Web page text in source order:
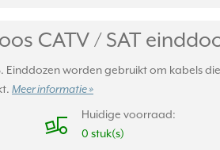
CATV /SAT
Einddozen worden gebruikt om kabels
Meer informatie »
Huidige voorraad:
0 stuk(s)